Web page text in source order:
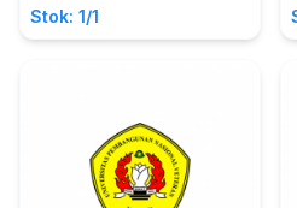
Stok: 1/1